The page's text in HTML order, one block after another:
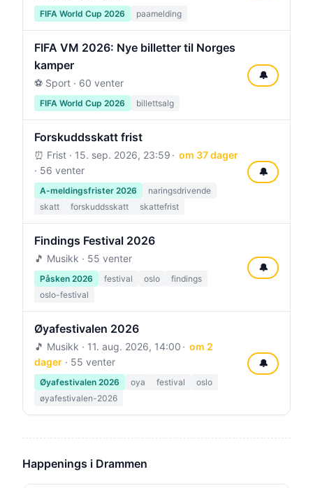
FIFA World Cup 2026 paamelding
FIFA VM 2026: Nye billetter til Norges
kamper
⚽ Sport · 60 venter
FIFA World Cup 2026 billettsalg
🔔
Forskuddsskatt frist
⏰ Frist · 15. sep. 2026, 23:59
om 37 dager
· 56 venter
A-meldingsfrister 2026
naringsdrivende
skatt
forskuddsskatt skattefrist
🔔
Findings Festival 2026
🎵 Musikk · 55 venter
Påsken 2026 festival oslo
findings
oslo-festival
🔔
Øyafestivalen 2026
🎵 Musikk · 11. aug. 2026, 14:00
om 2
dager · 55 venter
Øyafestivalen 2026 oya festival
oslo
øyafestivalen-2026
🔔
Happenings i Drammen